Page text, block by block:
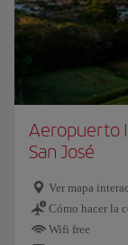
Aeropuerto
San José
Ver mapa
Cómo hacer la
Wifi free